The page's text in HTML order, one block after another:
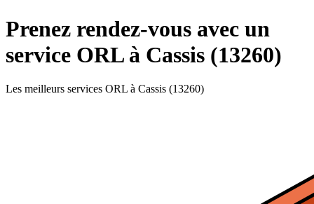
Prenez rendez-vous avec un
service ORL à Cassis (13260)
Les meilleurs services ORL à Cassis (13260)